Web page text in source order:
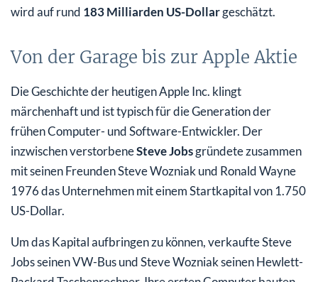
wird auf rund 183 Milliarden US-Dollargeschätzt.
Von der Garage bis zur Apple Aktie
Die Geschichte der heutigen Apple Inc. klingt
märchenhaft und ist typisch für die Generation der
frühen Computer- und Software-Entwickler. Der
inzwischen verstorbeneSteve Jobsgründete zusammen
mit seinen Freunden Steve Wozniak und Ronald Wayne
1976 das Unternehmen mit einem Startkapital von 1.750
US-Dollar.
Um das Kapital aufbringen zu können, verkaufte Steve
Jobs seinen VW-Bus und Steve Wozniak seinen Hewlett-